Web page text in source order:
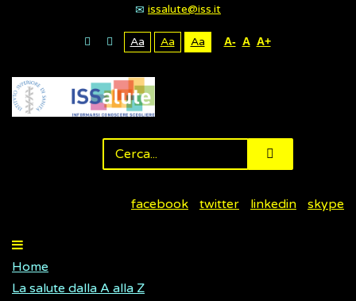
issalute@iss.it
Aa Aa Aa A- A A+
facebook twitter linkedin skype
Home
La salute dalla A alla Z